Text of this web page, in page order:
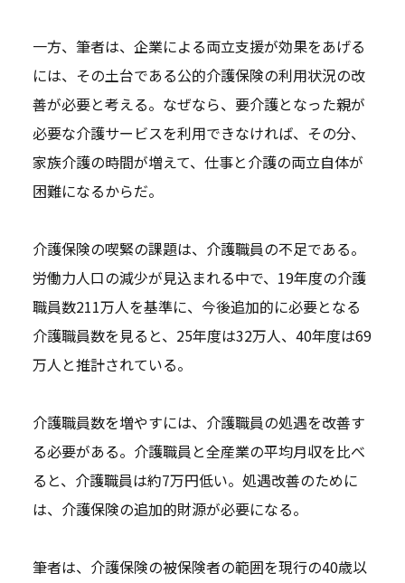
一方、筆者は、企業による両立支援が効果をあげる
には、その土台である公的介護保険の利用状況の改
善が必要と考える。なぜなら、要介護となった親が
必要な介護サービスを利用できなければ、その分、
家族介護の時間が増えて、仕事と介護の両立自体が
困難になるからだ。
介護保険の喫緊の課題は、介護職員の不足である。
労働力人口の減少が見込まれる中で、19年度の介護
職員数211万人を基準に、今後追加的に必要となる
介護職員数を見ると、25年度は32万人、40年度は69
万人と推計されている。
介護職員数を増やすには、介護職員の処遇を改善す
る必要がある。介護職員と全産業の平均月収を比べ
ると、介護職員は約7万円低い。処遇改善のために
は、介護保険の追加的財源が必要になる。
筆者は、介護保険の被保険者の範囲を現行の40歳以